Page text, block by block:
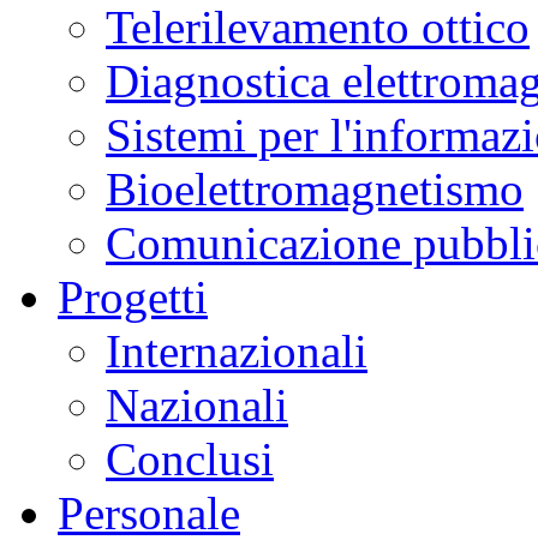
Telerilevamento ottico
Diagnostica
Sistemi per
Bioelettromagnetismo
Comunicazione
Progetti
Internazionali
Nazionali
Conclusi
Personale